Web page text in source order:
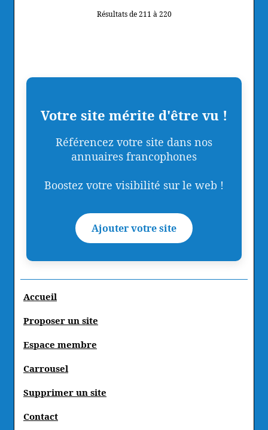
Résultats de 211 à 220
Votre site mérite d'être vu !
Référencez votre site dans nos
annuaires francophones
Boostez votre visibilité sur le web !
Ajouter votre site
Accueil
Proposer un site
Espace membre
Carrousel
Supprimer un site
Contact